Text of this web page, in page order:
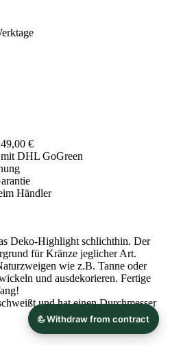
€
DHL GoGreen
Händler
Deko-Highlight schlichthin. Der
für Kränze jeglicher Art.
wie z.B. Tanne oder
und ausdekorieren. Fertige
und hat einen Durchmesser